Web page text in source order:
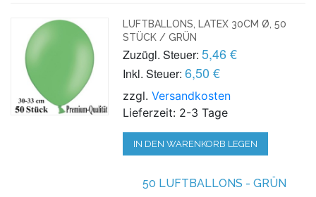
LUFTBALLONS, LATEX 30CM Ø, 50
STÜCK / GRÜN
Zuzügl. Steuer: 5,46 €
Inkl. Steuer: 6,50 €
zzgl.Versandkosten
Lieferzeit: 2-3 Tage
IN DEN WARENKORB LEGEN
50 LUFTBALLONS - GRÜN